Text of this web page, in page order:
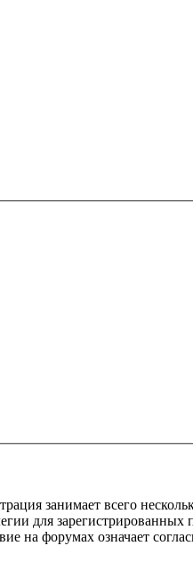
занимает всего
для зарегистрированных
на форумах означает